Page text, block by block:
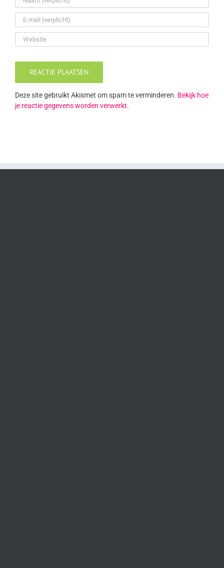
Deze site gebruikt Akismet om spam te verminderen. Bekijk hoe
je reactie gegevens worden verwerkt.